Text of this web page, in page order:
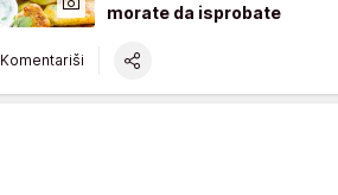
morate da isprobate
Komentariši